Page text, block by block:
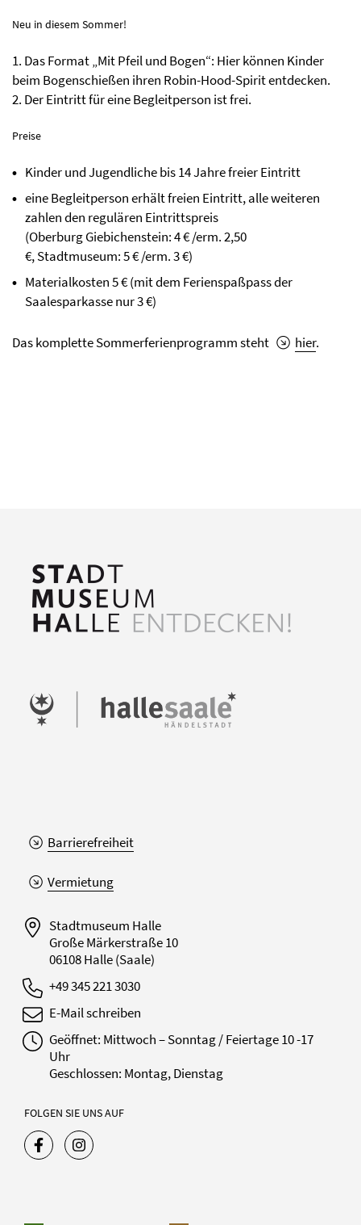
Neu in diesem Sommer!
1. Das Format „Mit Pfeil und Bogen“: Hier können Kinder
beim Bogenschießen ihren Robin-Hood-Spirit entdecken.
2. Der Eintritt für eine Begleitperson ist frei.
Preise
Kinder und Jugendliche bis 14 Jahre freier Eintritt
eine Begleitperson erhält freien Eintritt, alle weiteren
zahlen den regulären Eintrittspreis
(Oberburg Giebichenstein: 4 € /erm. 2,50
€, Stadtmuseum: 5 € /erm. 3 €)
Materialkosten 5 € (mit dem Ferienspaßpass der
Saalesparkasse nur 3 €)
Das komplette Sommerferienprogramm steht hier.
Barrierefreiheit
Vermietung
Stadtmuseum Halle
Große Märkerstraße 10
06108 Halle (Saale)
+49 345 221 3030
E-Mail schreiben
Geöffnet: Mittwoch – Sonntag / Feiertage 10 -17
Uhr
Geschlossen: Montag, Dienstag
FOLGEN SIE UNS AUF